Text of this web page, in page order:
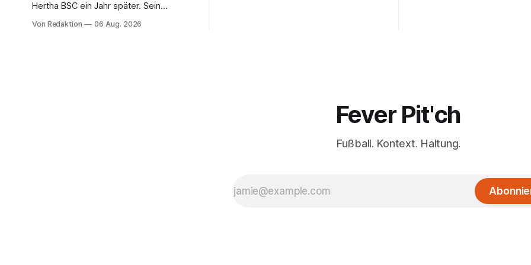
Hertha BSC ein Jahr später. Sein
ehrlich – und ändert an der Rechnung
Von Redaktion 06 Aug. 2026
Fever Pit'ch
Fußball. Kontext. Haltung.